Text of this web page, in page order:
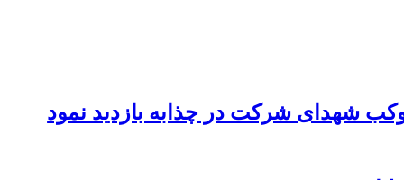
شهدای شرکت در چذابه بازدید نمود